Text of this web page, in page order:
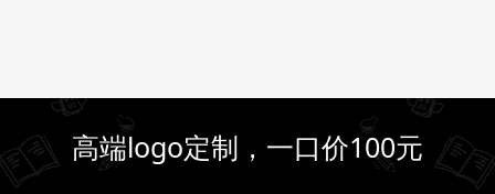
高端logo定制，一口价100元